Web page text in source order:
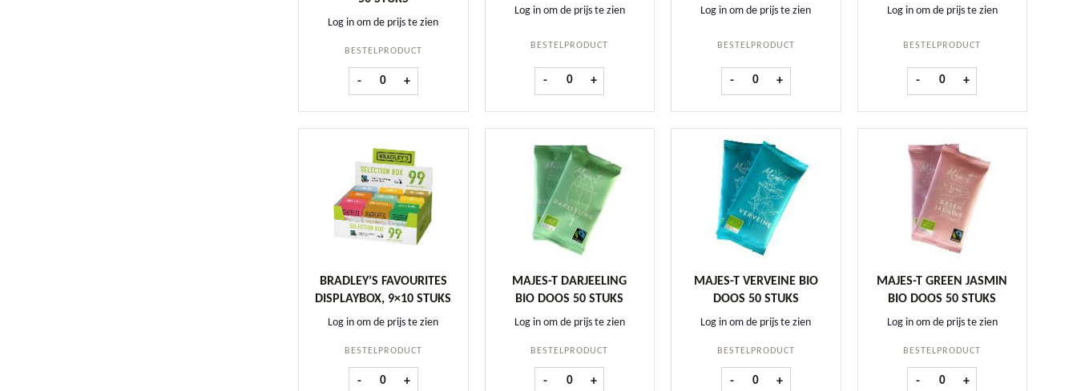
Log in om de prijs te zien
BESTELPRODUCT
- Majes-T Golden Chamomile BIO doos 50 stuks aantal
+
Log in om de prijs te zien
BESTELPRODUCT
- Majes-T Pure Lemon BIO doos 50 stuks aantal
+
Log in om de prijs te zien
BESTELPRODUCT
- Bradley's English Blend 6x12 st aantal
+
Log in om de prijs te zien
BESTELPRODUCT
- Bradley's Green tea 6x12 st
+
BRADLEY’S FAVOURITES
DISPLAYBOX, 9×10 STUKS
Log in om de prijs te zien
BESTELPRODUCT
- Bradley's Favourites Displaybox, 9x10 stuks aantal
+
MAJES-T DARJEELING
BIO DOOS 50 STUKS
Log in om de prijs te zien
BESTELPRODUCT
- Majes-T Darjeeling BIO doos 50 stuks aantal
+
MAJES-T VERVEINE BIO
DOOS 50 STUKS
Log in om de prijs te zien
BESTELPRODUCT
- Majes-T Verveine BIO doos 50 stuks aantal
+
MAJES-T GREEN JASMIN
BIO DOOS 50 STUKS
Log in om de prijs te zien
BESTELPRODUCT
- Majes-T Green Jasmin BIO
+